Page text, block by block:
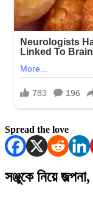
Spread the love
সঞ্জুকে নিয়ে